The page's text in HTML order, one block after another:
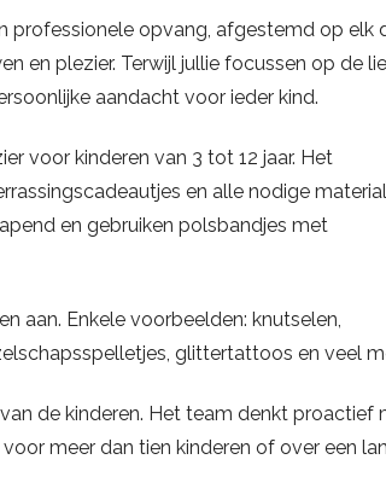
professionele opvang, afgestemd op elk
en plezier. Terwijl jullie focussen op de
aandacht voor ieder kind.
voor kinderen van 3 tot 12 jaar. Het
en alle nodige
en gebruiken polsbandjes met
aan. Enkele voorbeelden: knutselen,
glittertattoos en veel
de kinderen. Het team denkt proactief
meer dan tien kinderen of over een